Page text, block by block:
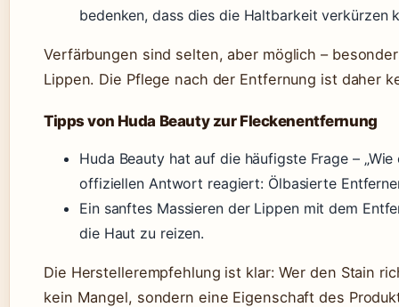
bedenken, dass dies die Haltbarkeit verkürzen
Verfärbungen sind selten, aber möglich –
Lippen. Die Pflege nach der Entfernung ist daher
Tipps von Huda Beauty zur Fleckenentfernung
Huda Beauty hat auf die häufigste Frage –
offiziellen Antwort reagiert: Ölbasierte
Ein sanftes Massieren der Lippen mit dem
die Haut zu reizen.
Die Herstellerempfehlung ist klar: Wer den Stain
kein Mangel, sondern eine Eigenschaft des